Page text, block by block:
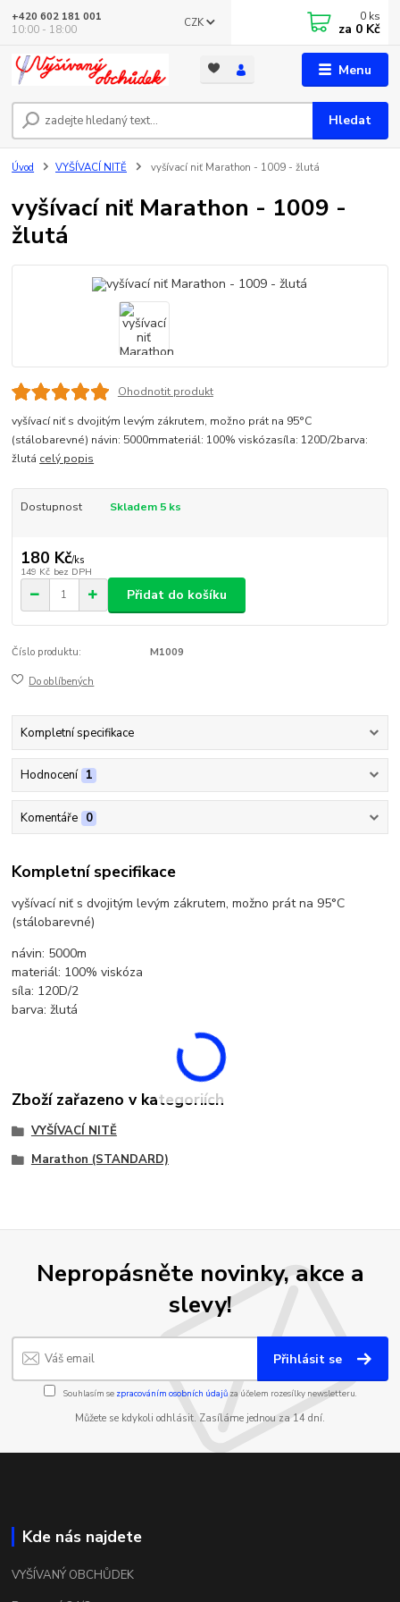
Menu
CZK
Hledat
+420 602 181 001
10:00 - 18:00
0 ks
za 0 Kč
Úvod VYŠÍVACÍ NITĚ vyšívací niť Marathon - 1009 - žlutá
vyšívací niť Marathon - 1009 -
žlutá
Ohodnotit produkt
vyšívací niť s dvojitým levým zákrutem, možno prát na 95°C
(stálobarevné) návin: 5000mmateriál: 100% viskózasíla: 120D/2barva:
žlutá celý popis
Dostupnost Skladem 5 ks
180 Kč/ks
149 Kč bez DPH
Přidat do košíku
Číslo produktu: M1009
Do oblíbených
Kompletní specifikace
Hodnocení 1
Komentáře 0
Kompletní specifikace
vyšívací niť s dvojitým levým zákrutem, možno prát na 95°C
(stálobarevné)
návin: 5000m
materiál: 100% viskóza
síla: 120D/2
barva: žlutá
Zboží zařazeno v kategoriích
VYŠÍVACÍ NITĚ
Marathon (STANDARD)
Nepropásněte novinky, akce a
slevy!
Přihlásit se
Souhlasím se zpracováním osobních údajůza účelem rozesílky newsletteru.
Můžete se kdykoli odhlásit. Zasíláme jednou za 14 dní.
Kde nás najdete
VYŠÍVANÝ OBCHŮDEK